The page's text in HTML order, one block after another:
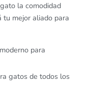
la comodidad
tu mejor aliado para
para
gatos de todos los